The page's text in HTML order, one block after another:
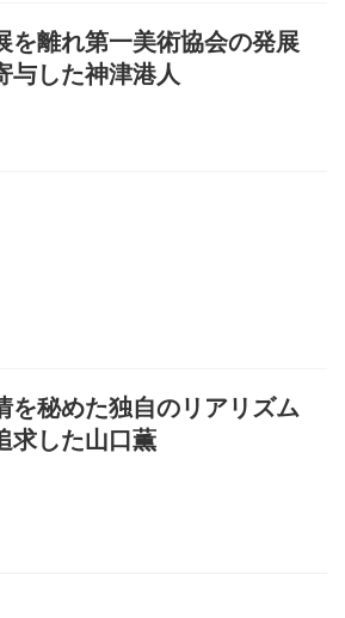
を離れ第一美術協会の発展
与した神津港人
を秘めた独自のリアリズム
求した山口薫